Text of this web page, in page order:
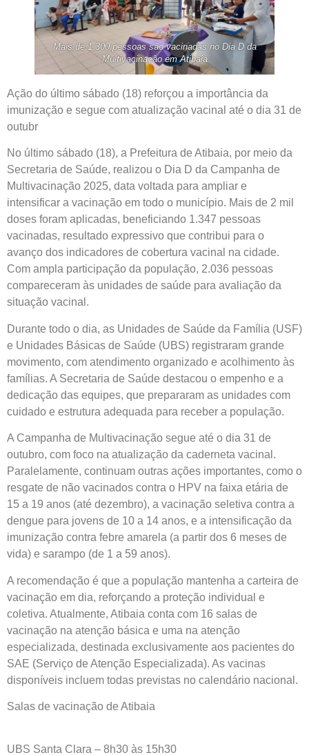
Mais de 1.300 pessoas são vacinadas no Dia D da
Multivacinação em Atibaia
Ação do último sábado (18) reforçou a importância da
imunização e segue com atualização vacinal até o dia 31 de
outubr
No último sábado (18), a Prefeitura de Atibaia, por meio da
Secretaria de Saúde, realizou o Dia D da Campanha de
Multivacinação 2025, data voltada para ampliar e
intensificar a vacinação em todo o município. Mais de 2 mil
doses foram aplicadas, beneficiando 1.347 pessoas
vacinadas, resultado expressivo que contribui para o
avanço dos indicadores de cobertura vacinal na cidade.
Com ampla participação da população, 2.036 pessoas
compareceram às unidades de saúde para avaliação da
situação vacinal.
Durante todo o dia, as Unidades de Saúde da Família (USF)
e Unidades Básicas de Saúde (UBS) registraram grande
movimento, com atendimento organizado e acolhimento às
famílias. A Secretaria de Saúde destacou o empenho e a
dedicação das equipes, que prepararam as unidades com
cuidado e estrutura adequada para receber a população.
A Campanha de Multivacinação segue até o dia 31 de
outubro, com foco na atualização da caderneta vacinal.
Paralelamente, continuam outras ações importantes, como o
resgate de não vacinados contra o HPV na faixa etária de
15 a 19 anos (até dezembro), a vacinação seletiva contra a
dengue para jovens de 10 a 14 anos, e a intensificação da
imunização contra febre amarela (a partir dos 6 meses de
vida) e sarampo (de 1 a 59 anos).
A recomendação é que a população mantenha a carteira de
vacinação em dia, reforçando a proteção individual e
coletiva. Atualmente, Atibaia conta com 16 salas de
vacinação na atenção básica e uma na atenção
especializada, destinada exclusivamente aos pacientes do
SAE (Serviço de Atenção Especializada). As vacinas
disponíveis incluem todas previstas no calendário nacional.
Salas de vacinação de Atibaia
UBS Santa Clara – 8h30 às 15h30